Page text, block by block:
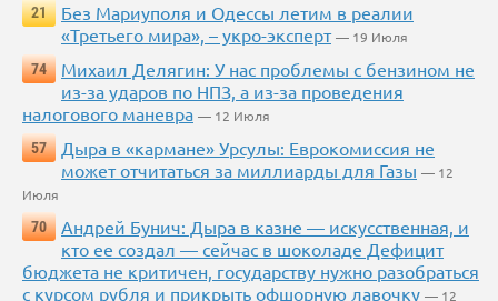
21
Без Мариуполя и Одессы летим в реалии
«Третьего мира», – укро-эксперт — 19 Июля
74
Михаил Делягин: У нас проблемы с бензином не
из-за ударов по НПЗ, а из-за проведения
налогового маневра — 12 Июля
57
Дыра в «кармане» Урсулы: Еврокомиссия не
может отчитаться за миллиарды для Газы — 12
Июля
70
Андрей Бунич: Дыра в казне — искусственная, и
кто ее создал — сейчас в шоколаде Дефицит
бюджета не критичен, государству нужно разобраться
с курсом рубля и прикрыть офшорную лавочку — 12